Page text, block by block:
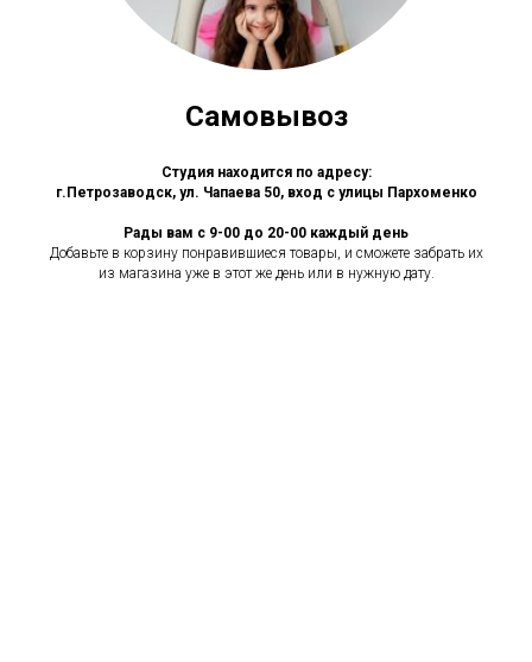
Самовывоз
Студия находится по адресу:
г.Петрозаводск, ул. Чапаева 50, вход с улицы Пархоменко
Рады вам с 9-00 до 20-00 каждый день
Добавьте в корзину понравившиеся товары, и сможете забрать их
из магазина уже в этот же день или в нужную дату.